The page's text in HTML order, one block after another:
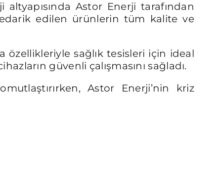
altyapısında Astor Enerji tarafından
edilen ürünlerin tüm kalite ve
özellikleriyle sağlık tesisleri için ideal
güvenli çalışmasını sağladı.
Astor Enerji’nin kriz